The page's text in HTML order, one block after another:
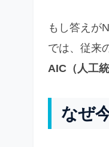
もし答えが
では、従来
AIC（人工統
なぜ